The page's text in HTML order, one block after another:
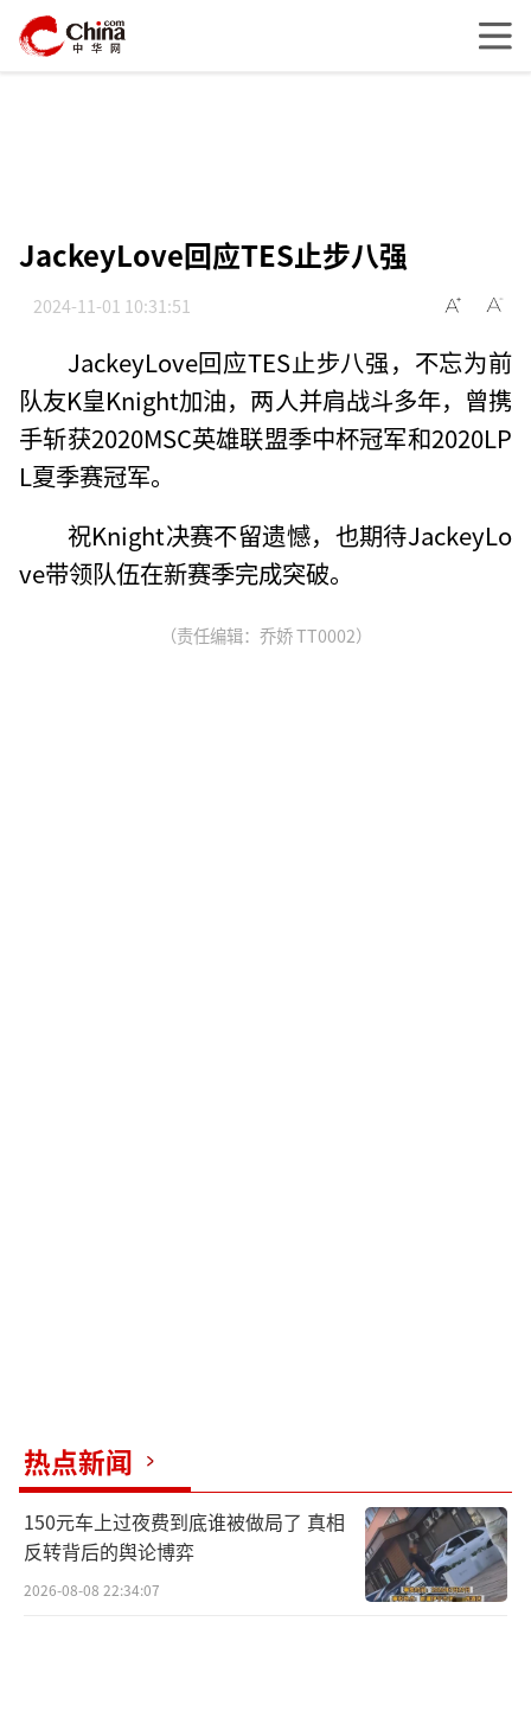
JackeyLove回应TES止步八强
2024-11-01 10:31:51
JackeyLove回应TES止步八强，不忘为前
队友K皇Knight加油，两人并肩战斗多年，曾携
手斩获2020MSC英雄联盟季中杯冠军和2020LP
L夏季赛冠军。
祝Knight决赛不留遗憾，也期待JackeyLo
ve带领队伍在新赛季完成突破。
（责任编辑：乔娇 TT0002）
热点新闻
150元车上过夜费到底谁被做局了 真相
反转背后的舆论博弈
2026-08-08 22:34:07